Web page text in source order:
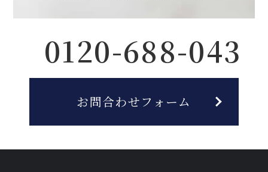
0120-688-043
お問合わせフォーム